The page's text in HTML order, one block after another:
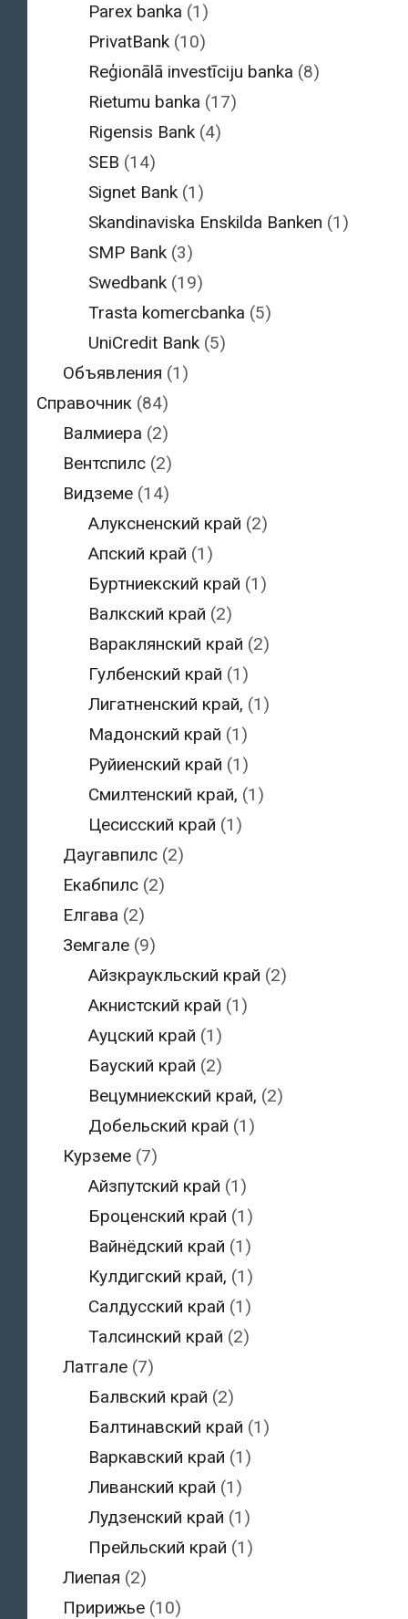
Parex banka (1)
PrivatBank (10)
Reģionālā investīciju banka (8)
Rietumu banka (17)
Rigensis Bank (4)
SEB (14)
Signet Bank (1)
Skandinaviska Enskilda Banken (1)
SMP Bank (3)
Swedbank (19)
Trasta komercbanka (5)
UniCredit Bank (5)
Объявления (1)
Справочник (84)
Валмиера (2)
Вентспилс(2)
Видземе(14)
Алуксненский край (2)
Апский край (1)
Буртниекский край (1)
Валкский край (2)
Вараклянский край (2)
Гулбенский край (1)
Лигатненский край, (1)
Мадонский край (1)
Руйиенский край (1)
Смилтенский край, (1)
Цесисский край (1)
Даугавпилс(2)
Екабпилс(2)
Елгава (2)
Земгале(9)
Айзкраукльский край (2)
Акнистский край (1)
Ауцский край (1)
Бауский край (2)
Вецумниекский край, (2)
Добельский край (1)
Курземе(7)
Айзпутский край (1)
Броценский край (1)
Вайнёдский край (1)
Кулдигский край, (1)
Салдусский край (1)
Талсинский край (2)
Латгале(7)
Балвский край (2)
Балтинавский край (1)
Варкавский край (1)
Ливанский край (1)
Лудзенский край (1)
Прейльский край (1)
Лиепая (2)
Пририжье(10)